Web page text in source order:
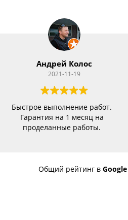
Андрей Колос
2021-11-19
Быстрое выполнение работ.
Гарантия на 1 месяц на
проделанные работы.
Общий рейтинг в Google